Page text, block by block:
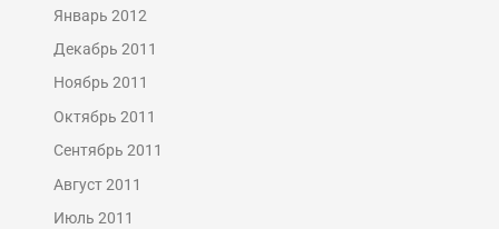
Январь 2012
Декабрь 2011
Ноябрь 2011
Октябрь 2011
Сентябрь 2011
Август 2011
Июль 2011